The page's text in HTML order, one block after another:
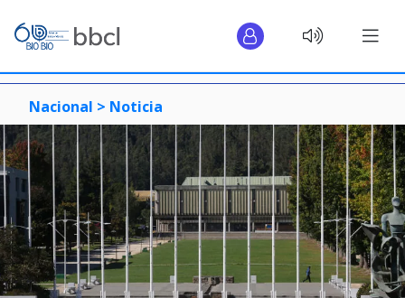
Nacional > Noticia